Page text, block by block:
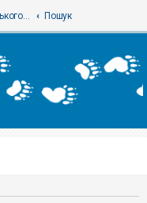
форум Українського теріологічного товариства Пошук